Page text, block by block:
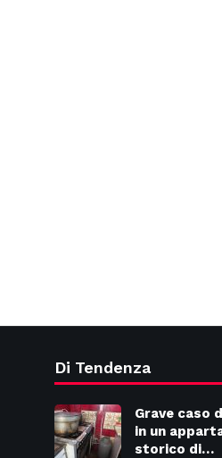
Di Tendenza
Grave caso
in un
storico di…